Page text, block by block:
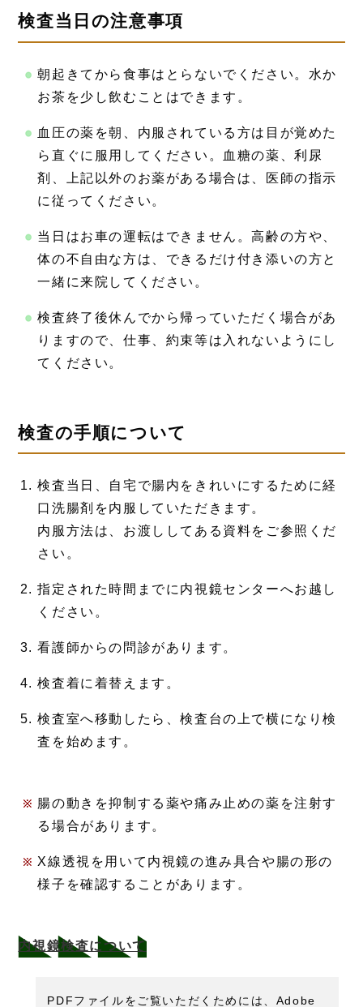
検査当日の注意事項
朝起きてから食事はとらないでください。水か
お茶を少し飲むことはできます。
血圧の薬を朝、内服されている方は 目が覚めた
ら直ぐに服用してください。
血糖の薬、利尿
剤、上記以外のお薬がある場合は、医師の指示
に従ってください。
当日はお車の運転はできません。高齢の方や、
体の不自由な方は、できるだけ付き添いの方と
一緒に来院してください。
検査終了後休んでから帰っていただく場合があ
りますので、仕事、約束等は入れないようにし
てください。
検査の手順について
検査当日、自宅で腸内をきれいにするために経
口洗腸剤を内服していただきます。
内服方法は、お渡ししてある資料をご参照くだ
さい。
指定された時間までに内視鏡センターへお越し
ください。
看護師からの問診があります。
検査着に着替えます。
検査室へ移動したら、検査台の上で横になり検
査を始めます。
腸の動きを抑制する薬や痛み止めの薬を注射す
る場合があります。
X線透視を用いて内視鏡の進み具合や腸の形の
様子を確認することがあります。
内視鏡検査について
PDFファイルをご覧いただくためには、Adobe